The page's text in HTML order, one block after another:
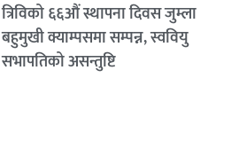
त्रिविको ६६औं स्थापना दिवस जुम्ला
बहुमुखी क्याम्पसमा सम्पन्न, स्ववियु
सभापतिको असन्तुष्टि